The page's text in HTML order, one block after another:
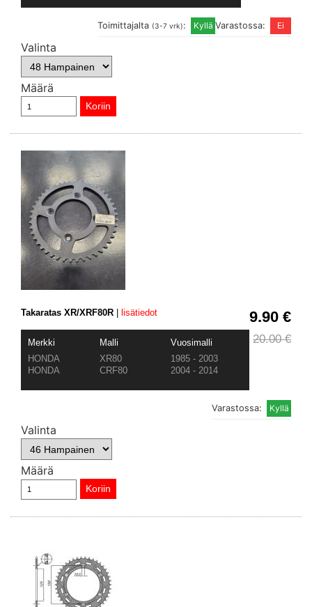
Varastossa:
Toimittajalta (3-7 vrk):
Valinta
Määrä
9.90 €
20.00 €
Takaratas XR/XRF80R lisätiedot
Merkki Malli
Vuosimalli
HONDA
XR80
1985 - 2003
HONDA
CRF80 2004 - 2014
Varastossa:
Valinta
Määrä